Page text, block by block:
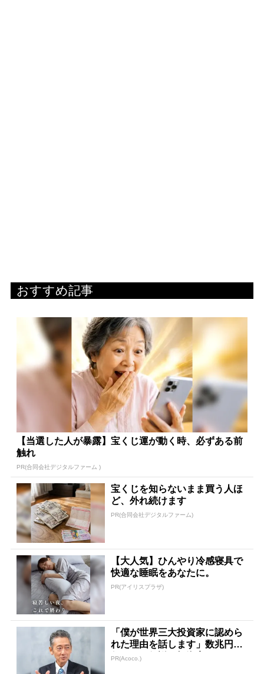
おすすめ記事
【当選した人が暴露】宝くじ運が動く時、必ずある前
触れ
PR(合同会社デジタルファーム )
宝くじを知らないまま買う人ほ
ど、外れ続けます
PR(合同会社デジタルファーム)
【大人気】ひんやり冷感寝具で
快適な睡眠をあなたに。
PR(アイリスプラザ)
「僕が世界三大投資家に認めら
れた理由を話します」数兆円を
任された伝説の投資家
PR(Acoco.)